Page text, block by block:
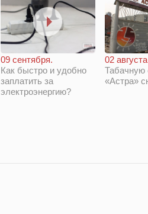
09 сентября.
Как быстро и удобно
заплатить за
электроэнергию?
02
Табачную
«Астра»